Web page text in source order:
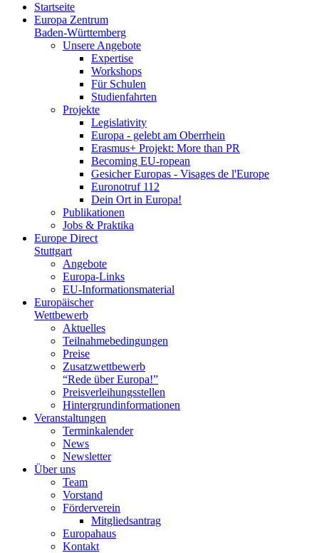
Startseite
Europa Zentrum
Baden-Württemberg
Unsere Angebote
Expertise
Workshops
Für Schulen
Studienfahrten
Projekte
Legislativity
Europa - gelebt am Oberrhein
Erasmus+ Projekt: More than PR
Becoming EU-ropean
Gesicher Europas - Visages de l'Europe
Euronotruf 112
Dein Ort in Europa!
Publikationen
Jobs & Praktika
Europe Direct
Stuttgart
Angebote
Europa-Links
EU-Informationsmaterial
Europäischer
Wettbewerb
Aktuelles
Teilnahme­bedingungen
Preise
Zusatzwettbewerb
“Rede über Europa!”
Preisverleihungsstellen
Hintergrundinformationen
Veranstaltungen
Terminkalender
News
Newsletter
Über uns
Team
Vorstand
Förderverein
Mitgliedsantrag
Europahaus
Kontakt